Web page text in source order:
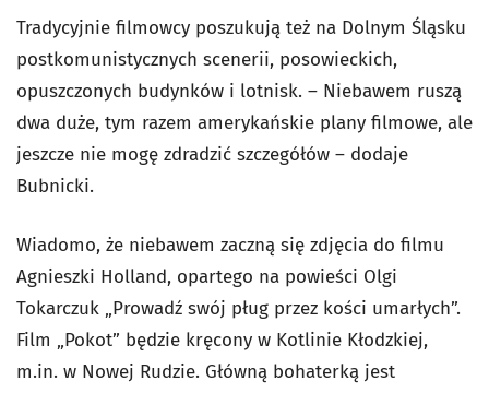
Tradycyjnie filmowcy poszukują też na Dolnym Śląsku
postkomunistycznych scenerii, posowieckich,
opuszczonych budynków i lotnisk. – Niebawem ruszą
dwa duże, tym razem amerykańskie plany filmowe, ale
jeszcze nie mogę zdradzić szczegółów – dodaje
Bubnicki.
Wiadomo, że niebawem zaczną się zdjęcia do filmu
Agnieszki Holland, opartego na powieści Olgi
Tokarczuk „Prowadź swój pług przez kości umarłych”.
Film „Pokot” będzie kręcony w Kotlinie Kłodzkiej,
m.in. w Nowej Rudzie. Główną bohaterką jest